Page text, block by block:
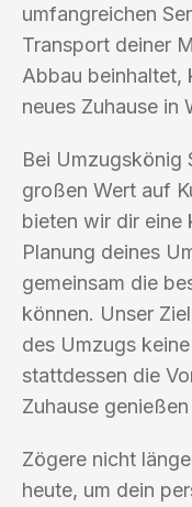
umfangreichen
Transport deiner
Abbau beinhaltet,
neues Zuhause in
Bei Umzugskönig
großen Wert auf
bieten wir dir eine
Planung deines
gemeinsam die
können. Unser
des Umzugs
stattdessen die
Zuhause
Zögere nicht
heute, um dein